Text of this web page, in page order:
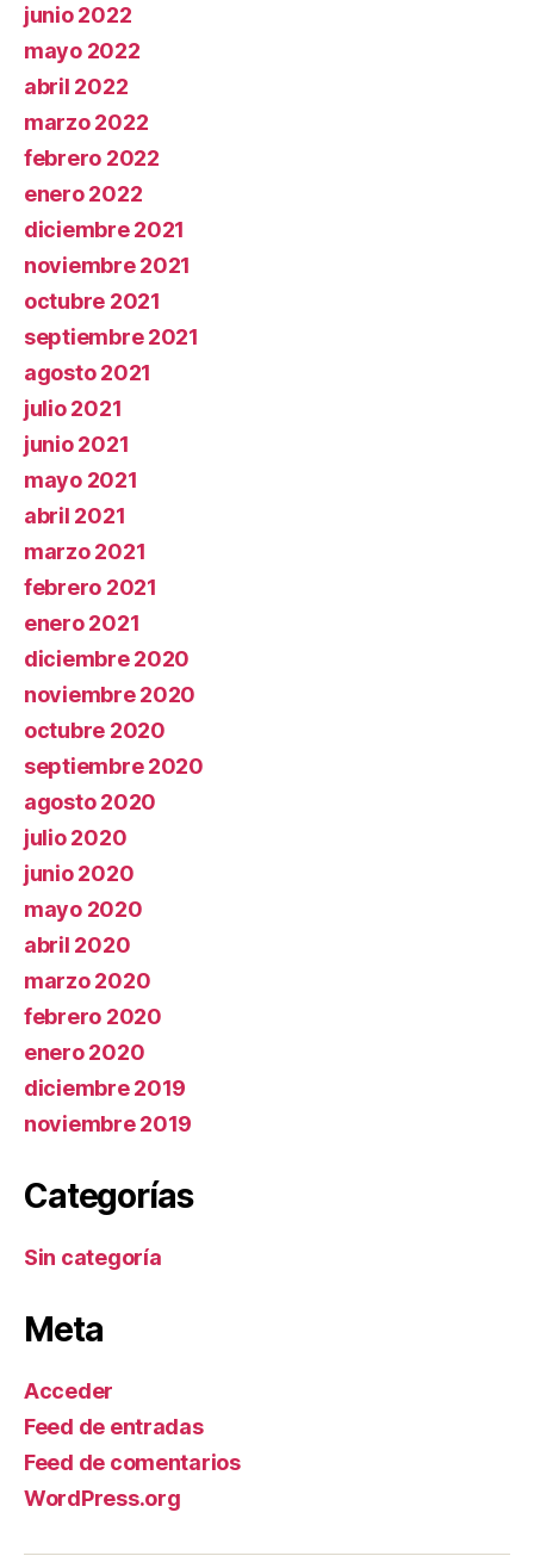
junio 2022
mayo 2022
abril 2022
marzo 2022
febrero 2022
enero 2022
diciembre 2021
noviembre 2021
octubre 2021
septiembre 2021
agosto 2021
julio 2021
junio 2021
mayo 2021
abril 2021
marzo 2021
febrero 2021
enero 2021
diciembre 2020
noviembre 2020
octubre 2020
septiembre 2020
agosto 2020
julio 2020
junio 2020
mayo 2020
abril 2020
marzo 2020
febrero 2020
enero 2020
diciembre 2019
noviembre 2019
Categorías
Sin categoría
Meta
Acceder
Feed de entradas
Feed de comentarios
WordPress.org